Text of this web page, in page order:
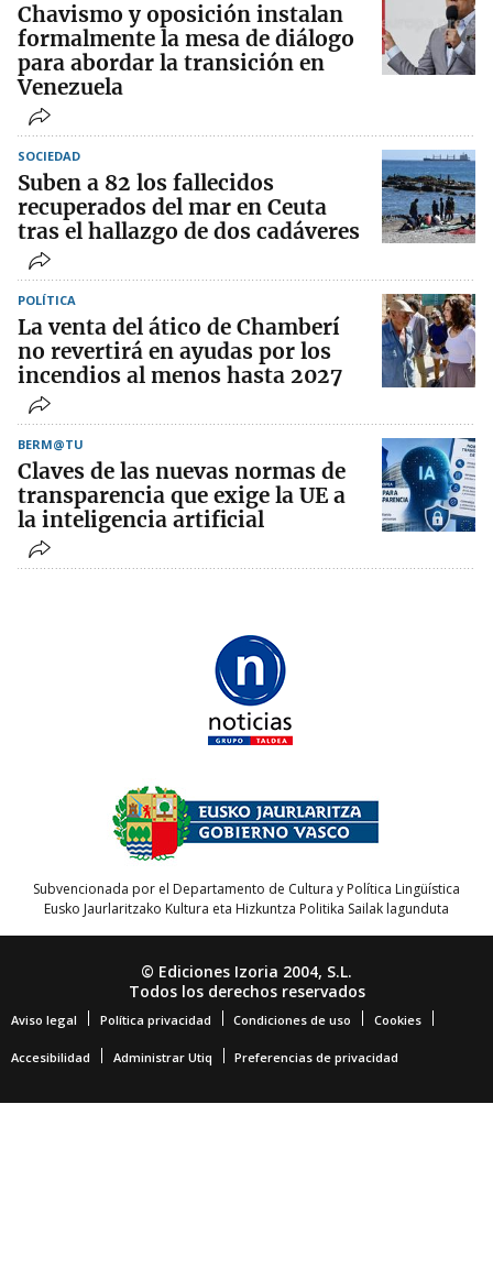
Chavismo y oposición instalan
formalmente la mesa de diálogo
para abordar la transición en
Venezuela
SOCIEDAD
Suben a 82 los fallecidos
recuperados del mar en Ceuta
tras el hallazgo de dos cadáveres
POLÍTICA
La venta del ático de Chamberí
no revertirá en ayudas por los
incendios al menos hasta 2027
BERM@TU
Claves de las nuevas normas de
transparencia que exige la UE a
la inteligencia artificial
Subvencionada por el Departamento de Cultura y Política Lingüística
Eusko Jaurlaritzako Kultura eta Hizkuntza Politika Sailak lagunduta
© Ediciones Izoria 2004, S.L.
Todos los derechos reservados
Aviso legal Política privacidad Condiciones de uso Cookies
Accesibilidad Administrar Utiq Preferencias de privacidad